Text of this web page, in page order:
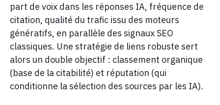
part de voix dans les réponses IA, fréquence de
citation, qualité du trafic issu des moteurs
génératifs, en parallèle des signaux SEO
classiques. Une stratégie de liens robuste sert
alors un double objectif : classement organique
(base de la citabilité) et réputation (qui
conditionne la sélection des sources par les IA).